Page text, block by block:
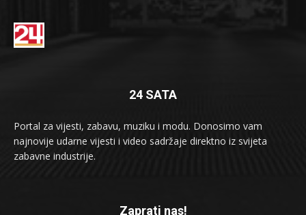
24 SATA
Portal za vijesti, zabavu, muziku i modu. Donosimo vam
najnovije udarne vijesti i video sadržaje direktno iz svijeta
zabavne industrije.
Zaprati nas!